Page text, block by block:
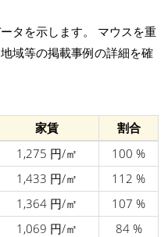
タを示します。 マウスを重
域等の掲載事例の詳細を確
家賃
割合
1,275 円/㎡
100 %
1,433 円/㎡
112 %
1,364 円/㎡
107 %
1,069 円/㎡ 84 %